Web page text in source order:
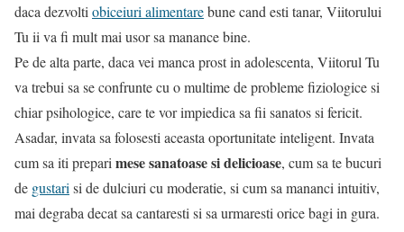
daca dezvolti obiceiuri alimentarebune cand esti tanar, Viitorului
Tu ii va fi mult mai usor sa manance bine.
Pe de alta parte, daca vei manca prost in adolescenta, Viitorul Tu
va trebui sa se confrunte cu o multime de probleme fiziologice si
chiar psihologice, care te vor impiedica sa fii sanatos si fericit.
Asadar, invata sa folosesti aceasta oportunitate inteligent. Invata
cum sa iti prepari mese sanatoase si delicioase, cum sa te bucuri
de gustari si de dulciuri cu moderatie, si cum sa mananci intuitiv,
mai degraba decat sa cantaresti si sa urmaresti orice bagi in gura.